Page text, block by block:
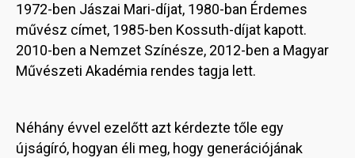
1972-ben Jászai Mari-díjat, 1980-ban Érdemes
művész címet, 1985-ben Kossuth-díjat kapott.
2010-ben a Nemzet Színésze, 2012-ben a Magyar
Művészeti Akadémia rendes tagja lett.
Néhány évvel ezelőtt azt kérdezte tőle egy
újságíró, hogyan éli meg, hogy generációjának